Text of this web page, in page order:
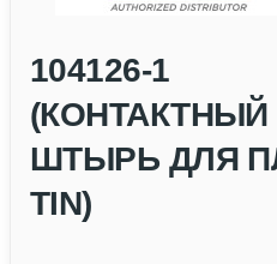
104126-1
(КОНТАКТНЫЙ
ШТЫРЬ ДЛЯ
TIN)